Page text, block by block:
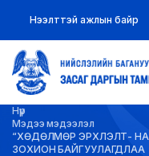
НҮҮР
Нээлттэй ажлын байр
Нүүр
Мэдээ мэдээлэл
“ХӨДӨЛМӨР ЭРХЛЭЛТ-
ЗОХИОН БАЙГУУЛАГДЛАА